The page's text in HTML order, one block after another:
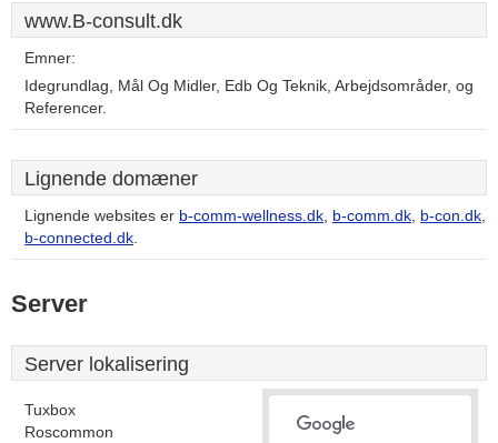
www.B-consult.dk
Emner:
Idegrundlag, Mål Og Midler, Edb Og Teknik, Arbejdsområder, og
Referencer.
Lignende domæner
Lignende websites er b-comm-wellness.dk, b-comm.dk, b-con.dk,
b-connected.dk.
Server
Server lokalisering
Tuxbox
Roscommon